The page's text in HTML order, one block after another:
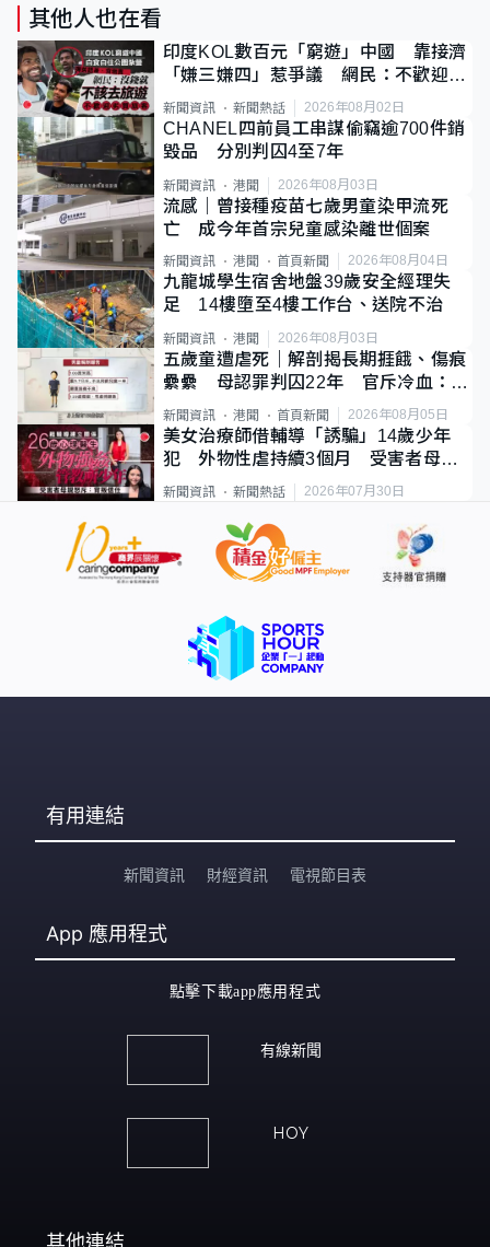
其他人也在看
印度KOL數百元「窮遊」中國 靠接濟
「嫌三嫌四」惹爭議 網民：不歡迎劣
質旅客
新聞資訊 新聞熱話 2026年08月02日
CHANEL四前員工串謀偷竊逾700件銷
毀品 分別判囚4至7年
新聞資訊 港聞 2026年08月03日
流感｜曾接種疫苗七歲男童染甲流死
亡 成今年首宗兒童感染離世個案
新聞資訊 港聞 首頁新聞 2026年08月04日
九龍城學生宿舍地盤39歲安全經理失
足 14樓墮至4樓工作台、送院不治
新聞資訊 港聞 2026年08月03日
五歲童遭虐死｜解剖揭長期捱餓、傷痕
纍纍 母認罪判囚22年 官斥冷血：同
類案最惡劣
新聞資訊 港聞 首頁新聞 2026年08月05日
美女治療師借輔導「誘騙」14歲少年
犯 外物性虐持續3個月 受害者母：
要保護其他人
新聞資訊 新聞熱話 2026年07月30日
有用連結
新聞資訊 財經資訊 電視節目表
App 應用程式
點擊下載app應用程式
有線新聞
HOY